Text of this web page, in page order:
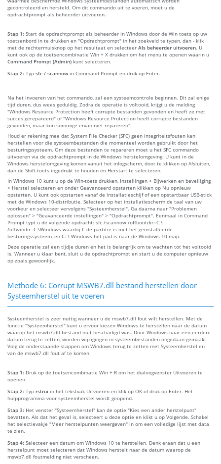
gecontroleerd en hersteld. Om dit commando uit te voeren, moet u de
opdrachtprompt als beheerder uitvoeren.
Stap 1: Start de opdrachtprompt als beheerder in Windows door de Win toets op uw
toetsenbord in te drukken en "Opdrachtprompt" in het zoekveld te typen, dan - klik
met de rechtermuisknop op het resultaat en selecteer Als beheerder uitvoeren. U
kunt ook op de toetsencombinatie Win + X drukken om het menu te openen waarin u
Command Prompt (Admin) kunt selecteren.
Stap 2: Typ sfc / scannow in Command Prompt en druk op Enter.
Na het invoeren van het commando, zal een systeemcontrole beginnen. Dit zal enige
tijd duren, dus wees geduldig. Zodra de operatie is voltooid, krijgt u de melding
"Windows Resource Protection heeft corrupte bestanden gevonden en heeft ze met
succes gerepareerd" of "Windows Resource Protection heeft corrupte bestanden
gevonden, maar kon sommige ervan niet repareren".
Houd er rekening mee dat System File Checker (SFC) geen integriteitsfouten kan
herstellen voor die systeembestanden die momenteel worden gebruikt door het
besturingssysteem. Om deze bestanden te repareren moet u het SFC commando
uitvoeren via de opdrachtprompt in de Windows herstelomgeving. U kunt in de
Windows herstelomgeving komen vanuit het inlogscherm, door te klikken op Afsluiten,
dan de Shift-toets ingedrukt te houden en Herstart te selecteren.
In Windows 10 kunt u op de Win-toets drukken, Instellingen > Bijwerken en beveiliging
> Herstel selecteren en onder Geavanceerd opstarten klikken op Nu opnieuw
opstarten. U kunt ook opstarten vanaf de installatieschijf of een opstartbaar USB-stick
met de Windows 10-distributie. Selecteer op het installatiescherm de taal van uw
voorkeur en selecteer vervolgens "Systeemherstel". Ga daarna naar "Problemen
oplossen" > "Geavanceerde instellingen" > "Opdrachtprompt". Eenmaal in Command
Prompt typt u de volgende opdracht: sfc /scannow /offbootdir=C:\
/offwindir=C:\Windows waarbij C de partitie is met het geïnstalleerde
besturingssysteem, en C: \ Windows het pad is naar de Windows 10 map.
Deze operatie zal een tijdje duren en het is belangrijk om te wachten tot het voltooid
is. Wanneer u klaar bent, sluit u de opdrachtprompt en start u de computer opnieuw
op zoals gewoonlijk.
Methode 6: Corrupt MSWB7.dll bestand herstellen door
Systeemherstel uit te voeren
Systeemherstel is zeer nuttig wanneer u de mswb7.dll fout wilt herstellen. Met de
functie "Systeemherstel" kunt u ervoor kiezen Windows te herstellen naar de datum
waarop het mswb7.dll bestand niet beschadigd was. Door Windows naar een eerdere
datum terug te zetten, worden wijzigingen in systeembestanden ongedaan gemaakt.
Volg de onderstaande stappen om Windows terug te zetten met Systeemherstel en
van de mswb7.dll fout af te komen.
Stap 1: Druk op de toetsencombinatie Win + R om het dialoogvenster Uitvoeren te
openen.
Stap 2: Typ rstrui in het tekstvak Uitvoeren en klik op OK of druk op Enter. Het
hulpprogramma voor systeemherstel wordt geopend.
Stap 3: Het venster "Systeemherstel" kan de optie "Kies een ander herstelpunt"
bevatten. Als dat het geval is, selecteert u deze optie en klikt u op Volgende. Schakel
het selectievakje "Meer herstelpunten weergeven" in om een volledige lijst met data
te zien.
Stap 4: Selecteer een datum om Windows 10 te herstellen. Denk eraan dat u een
herstelpunt moet selecteren dat Windows herstelt naar de datum waarop de
mswb7.dll foutmelding niet verscheen.